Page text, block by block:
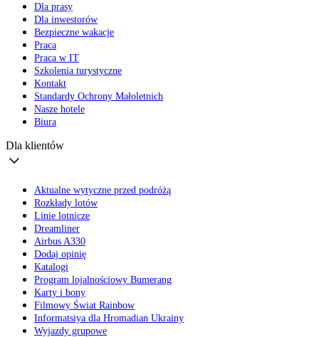
Dla prasy
Dla inwestorów
Bezpieczne wakacje
Praca
Praca w IT
Szkolenia turystyczne
Kontakt
Standardy Ochrony Małoletnich
Nasze hotele
Biura
Dla klientów
Aktualne wytyczne przed podróżą
Rozkłady lotów
Linie lotnicze
Dreamliner
Airbus A330
Dodaj opinię
Katalogi
Program lojalnościowy Bumerang
Karty i bony
Filmowy Świat Rainbow
Informatsiya dla Hromadian Ukrainy
Wyjazdy grupowe